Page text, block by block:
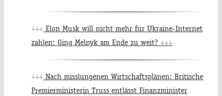
+++ Elon Musk will nicht mehr für Ukraine-Internet
zahlen: Ging Melnyk am Ende zu weit? +++
+++ Nach misslungenen Wirtschaftsplänen: Britische
Premierministerin Truss entlässt Finanzminister